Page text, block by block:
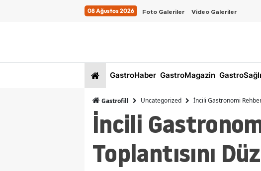
08 Ağustos 2026 Foto Galeriler Video Galeriler
GastroHaber GastroMagazin
Gastrofill Uncategorized İncili Gastronomi
İncili
Toplantısını